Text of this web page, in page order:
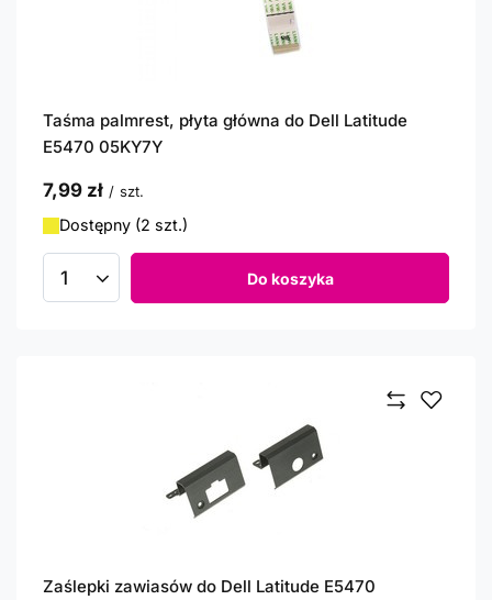
Taśma palmrest, płyta główna do Dell Latitude
E5470 05KY7Y
7,99 zł / szt.
Dostępny (2 szt.)
Ilość produktów Do koszyka
Zaślepki zawiasów do Dell Latitude E5470